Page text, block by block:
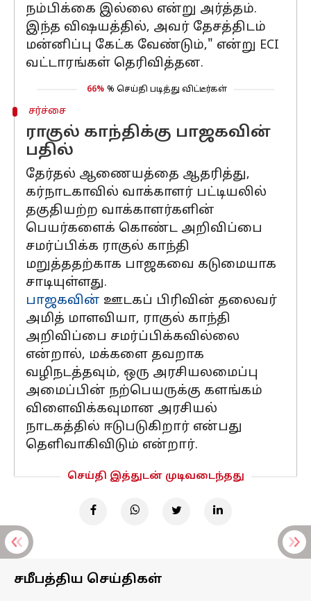
நம்பிக்கை இல்லை என்று அர்த்தம்.
இந்த விஷயத்தில், அவர் தேசத்திடம்
மன்னிப்பு கேட்க வேண்டும்," என்று ECI
வட்டாரங்கள் தெரிவித்தன.
66% % செய்தி படித்து விட்டீர்கள்
சர்ச்சை
ராகுல் காந்திக்கு பாஜகவின்
பதில்
தேர்தல் ஆணையத்தை ஆதரித்து,
கர்நாடகாவில் வாக்காளர் பட்டியலில்
தகுதியற்ற வாக்காளர்களின்
பெயர்களைக் கொண்ட அறிவிப்பை
சமர்ப்பிக்க ராகுல் காந்தி
மறுத்ததற்காக பாஜகவை கடுமையாக
சாடியுள்ளது.
பாஜகவின் ஊடகப் பிரிவின் தலைவர்
அமித் மாளவியா, ராகுல் காந்தி
அறிவிப்பை சமர்ப்பிக்கவில்லை
என்றால், மக்களை தவறாக
வழிநடத்தவும், ஒரு அரசியலமைப்பு
அமைப்பின் நற்பெயருக்கு களங்கம்
விளைவிக்கவுமான அரசியல்
நாடகத்தில் ஈடுபடுகிறார் என்பது
தெளிவாகிவிடும் என்றார்.
செய்தி இத்துடன் முடிவடைந்தது
சமீபத்திய செய்திகள்